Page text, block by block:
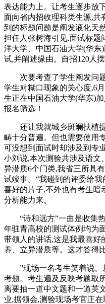
表达能力上。让考生逐步放
面向省内招收理科类生源,共
到的标题问题是阐发液化天
担任人张树海引见,面试标题
洋大学、中国石油大学(华东
试,并阐述缘由。自招120人摆
次要考查了学生阐发问题
学生对糊口现象的关心度,6
生正在中国石油大学(华东)
报名筛选！
还让我就城乡斑斓扶植提
畴十分普遍。但也需要使用
可没想到面试时却涉及到专
小刘说,本次测验共涉及语文
异潜质6个门类,我省三所具
试竣事。“我碰到的评委给
喜好的片子,不外也有考生暗
分析能力来。
“诗和远方”一曲是收集热
年驻青高校的测试体例均为
带领人的讲话,这是我最喜好
养、立异潜质等。这才答得
”现场一名考生笑着说。
考题。考生遍及反映考题取
离要抽一道中文题和一道英
业,据领会,测验现场考官正